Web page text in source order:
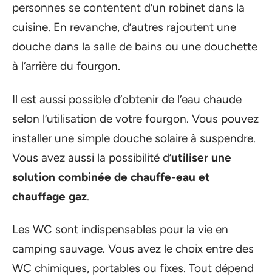
personnes se contentent d’un robinet dans la
cuisine. En revanche, d’autres rajoutent une
douche dans la salle de bains ou une douchette
à l’arrière du fourgon.
Il est aussi possible d’obtenir de l’eau chaude
selon l’utilisation de votre fourgon. Vous pouvez
installer une simple douche solaire à suspendre.
Vous avez aussi la possibilité d’utiliser une
solution combinée de chauffe-eau et
chauffage gaz.
Les WC sont indispensables pour la vie en
camping sauvage. Vous avez le choix entre des
WC chimiques, portables ou fixes. Tout dépend